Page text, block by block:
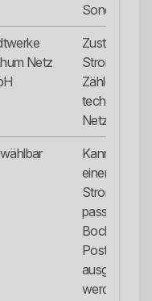
Sondertarif.
Netz
Zuständig für
Stromnetz,
Zähler und
technische
Kann über
einen
passend zur
Bochumer
Postleitzahl
ausgewählt
werden.